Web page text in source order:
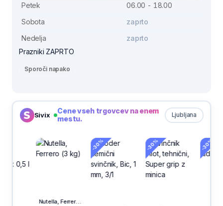
Petek
06.00 - 18.00
Sobota
zaprto
Nedelja
zaprto
Prazniki ZAPRTO
Sporoči napako
Sivix Ljubljana
Cene vseh trgovcev na enem
mestu.
Nutella, Ferrero (3 kg)
-30%